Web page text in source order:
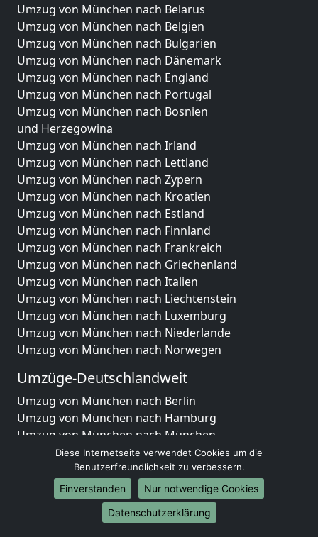
Umzug von München nach Belarus
Umzug von München nach Belgien
Umzug von München nach Bulgarien
Umzug von München nach Dänemark
Umzug von München nach England
Umzug von München nach Portugal
Umzug von München nach Bosnien
und Herzegowina
Umzug von München nach Irland
Umzug von München nach Lettland
Umzug von München nach Zypern
Umzug von München nach Kroatien
Umzug von München nach Estland
Umzug von München nach Finnland
Umzug von München nach Frankreich
Umzug von München nach Griechenland
Umzug von München nach Italien
Umzug von München nach Liechtenstein
Umzug von München nach Luxemburg
Umzug von München nach Niederlande
Umzug von München nach Norwegen
Umzüge-Deutschlandweit
Umzug von München nach Berlin
Umzug von München nach Hamburg
Umzug von München nach München
Umzug von München nach Köln
Umzug von München nach Frankfurt am Main
Umzug von München nach Stuttgart
Umzug von München nach Düsseldorf
Umzug von München nach Leipzig
Diese Internetseite verwendet Cookies um die
Benutzerfreundlichkeit zu verbessern.
Einverstanden
Nur notwendige Cookies
Datenschutzerklärung